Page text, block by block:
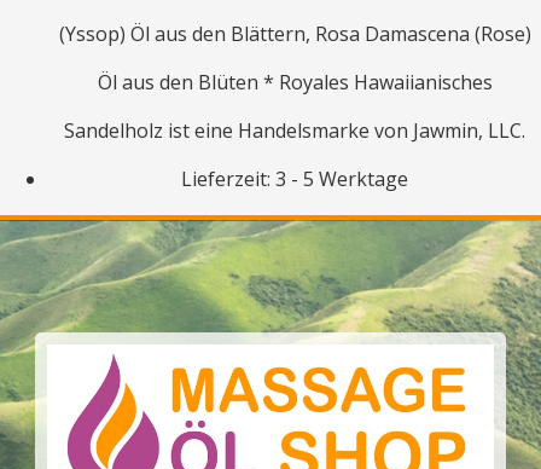
(Yssop) Öl aus den Blättern, Rosa Damascena (Rose)
Öl aus den Blüten * Royales Hawaiianisches
Sandelholz ist eine Handelsmarke von Jawmin, LLC.
Lieferzeit: 3 - 5 Werktage